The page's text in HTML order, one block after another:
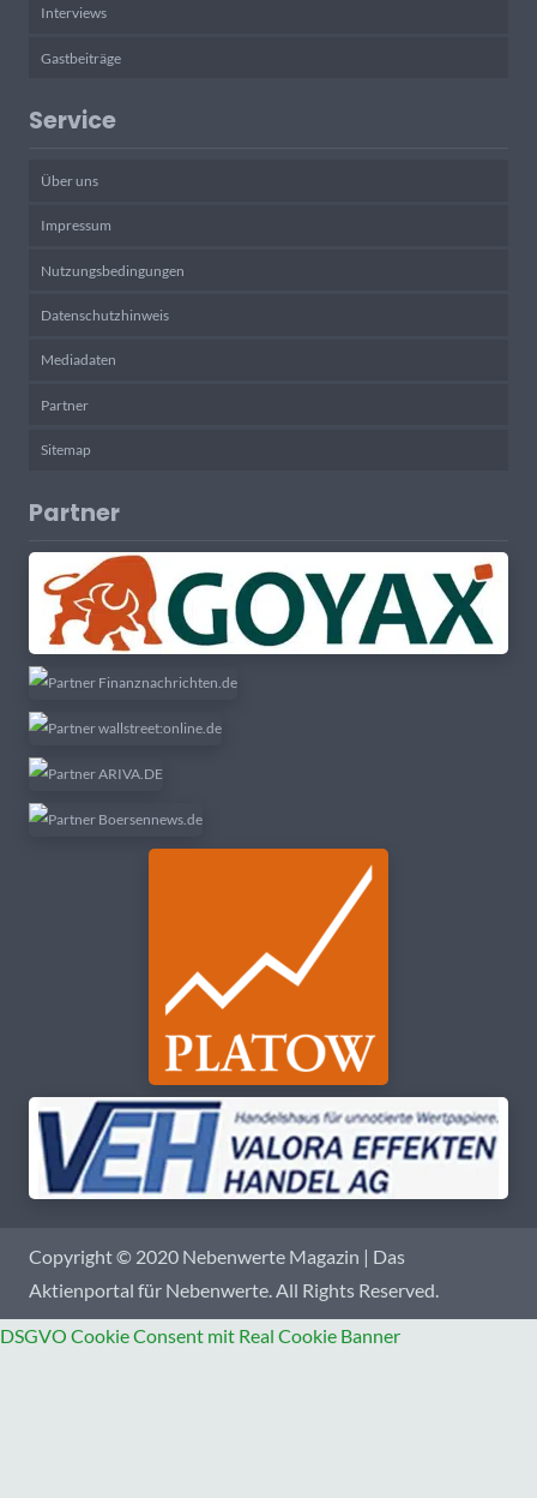
Interviews
Gastbeiträge
Service
Über uns
Impressum
Nutzungsbedingungen
Datenschutzhinweis
Mediadaten
Partner
Sitemap
Partner
Copyright © 2020 Nebenwerte Magazin | Das
Aktienportal für Nebenwerte. All Rights Reserved.
DSGVO Cookie Consent mit Real Cookie Banner